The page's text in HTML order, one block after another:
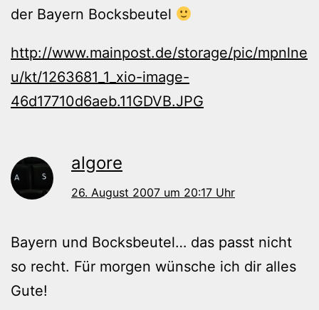
der Bayern Bocksbeutel
http://www.mainpost.de/storage/pic/mpnlne
u/kt/1263681_1_xio-image-
46d17710d6aeb.11GDVB.JPG
algore
26. August 2007 um 20:17 Uhr
Bayern und Bocksbeutel… das passt nicht
so recht. Für morgen wünsche ich dir alles
Gute!